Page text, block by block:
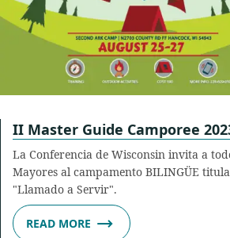
II Master Guide Camporee
La Conferencia de Wisconsin invita a
Mayores al campamento BILINGÜE
"Llamado a Servir".
READ MORE